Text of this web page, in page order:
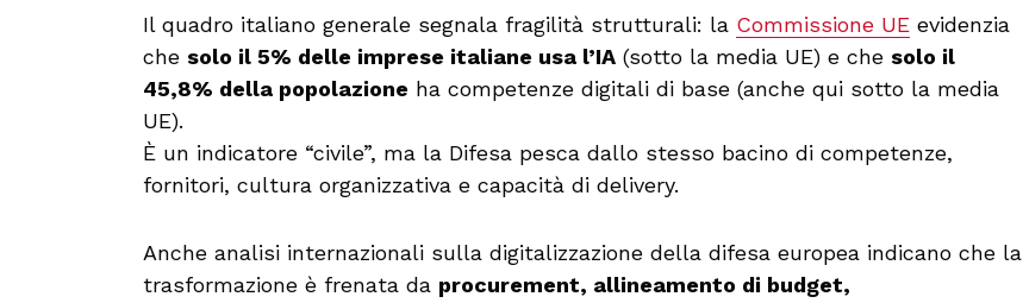
Il quadro italiano generale segnala fragilità strutturali: la Commissione UE evidenzia
che solo il 5% delle imprese italiane usa l’IA (sotto la media UE) e che solo il
45,8% della popolazione ha competenze digitali di base (anche qui sotto la media
UE).
È un indicatore “civile”, ma la Difesa pesca dallo stesso bacino di competenze,
fornitori, cultura organizzativa e capacità di delivery.
Anche analisi internazionali sulla digitalizzazione della difesa europea indicano che la
trasformazione è frenata da procurement, allineamento di budget,